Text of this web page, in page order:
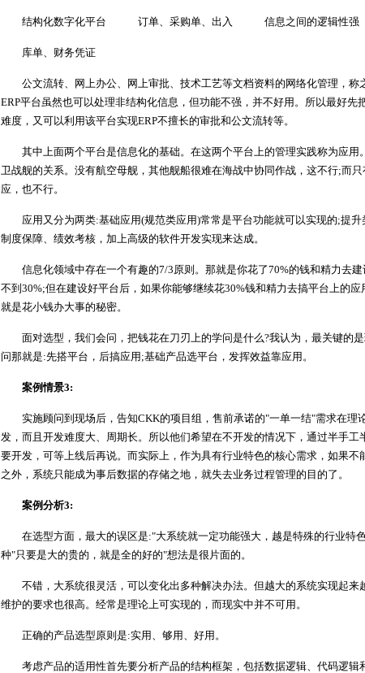
结构化数字化平台 订单、采购单、出入 信息之间的逻辑性强
库单、财务凭证
公文流转、网上办公、网上审批、技术工艺等文档资料的网络化管理，称
ERP平台虽然也可以处理非结构化信息，但功能不强，并不好用。所以最好先
难度，又可以利用该平台实现ERP不擅长的审批和公文流转等。
其中上面两个平台是信息化的基础。在这两个平台上的管理实践称为应用
卫战舰的关系。没有航空母舰，其他舰船很难在海战中协同作战，这不行;而
应，也不行。
应用又分为两类:基础应用(规范类应用)常常是平台功能就可以实现的;提升
制度保障、绩效考核，加上高级的软件开发实现来达成。
信息化领域中存在一个有趣的7/3原则。那就是你花了70%的钱和精力去建
不到30%;但在建设好平台后，如果你能够继续花30%钱和精力去搞平台上的
就是花小钱办大事的秘密。
面对选型，我们会问，把钱花在刀刃上的学问是什么?我认为，最关键的
问那就是:先搭平台，后搞应用;基础产品选平台，发挥效益靠应用。
案例情景3:
实施顾问到现场后，告知CKK的项目组，售前承诺的"一单一结"需求在理
发，而且开发难度大、周期长。所以他们希望在不开发的情况下，通过半手
要开发，可等上线后再说。而实际上，作为具有行业特色的核心需求，如果
之外，系统只能成为事后数据的存储之地，就失去业务过程管理的目的了。
案例分析3:
在选型方面，最大的误区是:"大系统就一定功能强大，越是特殊的行业特
种"只要是大的贵的，就是全的好的"想法是很片面的。
不错，大系统很灵活，可以变化出多种解决办法。但越大的系统实现起来
维护的要求也很高。经常是理论上可实现的，而现实中并不可用。
正确的产品选型原则是:实用、够用、好用。
考虑产品的适用性首先要分析产品的结构框架，包括数据逻辑、代码逻辑